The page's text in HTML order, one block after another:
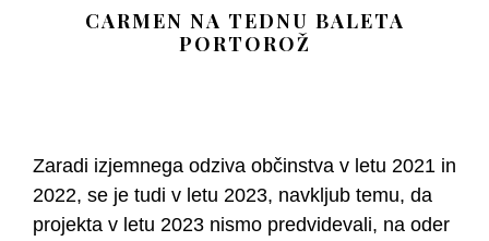
CARMEN NA TEDNU BALETA
PORTOROŽ
Zaradi izjemnega odziva občinstva v letu 2021 in
2022, se je tudi v letu 2023, navkljub temu, da
projekta v letu 2023 nismo predvidevali, na oder